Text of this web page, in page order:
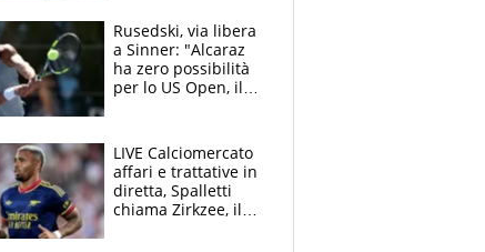
Rusedski, via libera
a Sinner: "Alcaraz
ha zero possibilità
per lo US Open, il
LIVE Calciomercato
affari e trattative in
diretta, Spalletti
chiama Zirkzee, il